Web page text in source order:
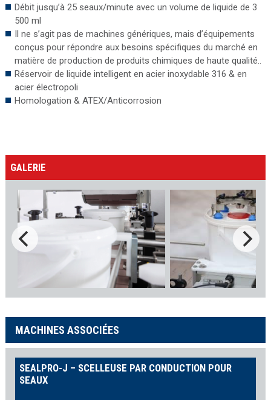
Débit jusqu’à 25 seaux/minute avec un volume de liquide de 3
500 ml
Il ne s’agit pas de machines génériques, mais d’équipements
conçus pour répondre aux besoins spécifiques du marché en
matière de production de produits chimiques de haute qualité..
Réservoir de liquide intelligent en acier inoxydable 316 & en
acier électropoli
Homologation & ATEX/Anticorrosion
GALERIE
MACHINES ASSOCIÉES
SEALPRO-J – SCELLEUSE PAR CONDUCTION POUR
SEAUX